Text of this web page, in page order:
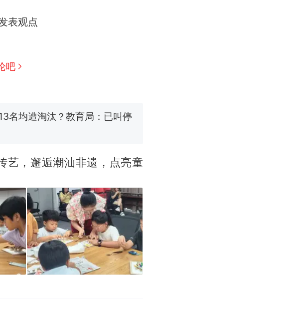
表观点
吧凭视频评出？中国烹饪协会回
名均遭淘汰？教育局：已叫停
一句“跟我回家”改写了人生
艺，邂逅潮汕非遗，点亮童